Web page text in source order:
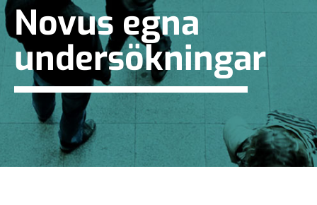
Novus egna
undersökningar